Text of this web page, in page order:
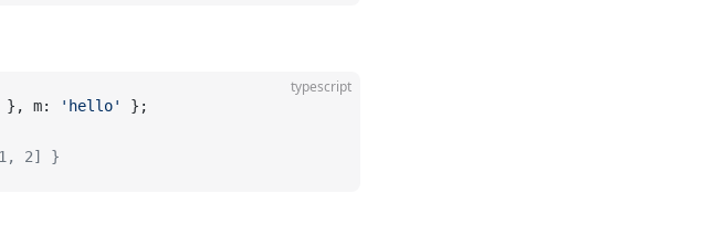
typescript
}, m: 'hello'
};
2] }